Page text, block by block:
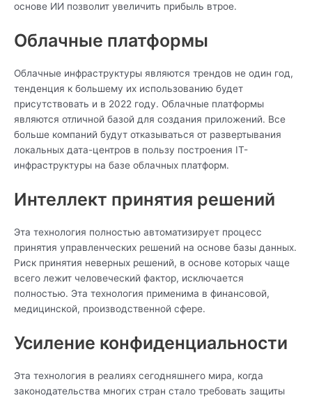
основе ИИ позволит увеличить прибыль втрое.
Облачные платформы
Облачные инфраструктуры являются трендов не один год,
тенденция к большему их использованию будет
присутствовать и в 2022 году. Облачные платформы
являются отличной базой для создания приложений. Все
больше компаний будут отказываться от развертывания
локальных дата-центров в пользу построения IT-
инфраструктуры на базе облачных платформ.
Интеллект принятия решений
Эта технология полностью автоматизирует процесс
принятия управленческих решений на основе базы данных.
Риск принятия неверных решений, в основе которых чаще
всего лежит человеческий фактор, исключается
полностью. Эта технология применима в финансовой,
медицинской, производственной сфере.
Усиление конфиденциальности
Эта технология в реалиях сегодняшнего мира, когда
законодательства многих стран стало требовать защиты